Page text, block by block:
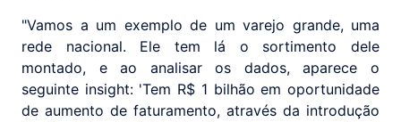
"Vamos a um exemplo de um varejo grande, uma
rede nacional. Ele tem lá o sortimento dele
montado, e ao analisar os dados, aparece o
seguinte insight: 'Tem R$ 1 bilhão em oportunidade
de aumento de faturamento, através da introdução